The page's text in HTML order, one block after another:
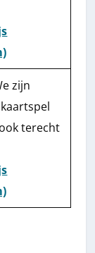
zijn
terecht